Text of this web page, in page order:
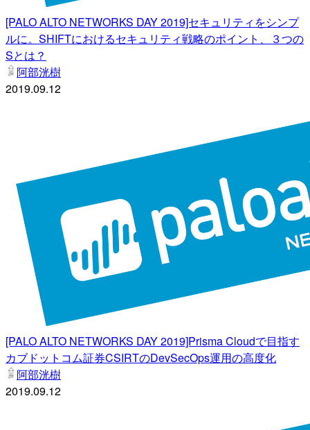
[PALO ALTO NETWORKS DAY 2019]セキュリティをシンプ
ルに。SHIFTにおけるセキュリティ戦略のポイント、３つの
Sとは？
阿部洸樹
2019.09.12
[PALO ALTO NETWORKS DAY 2019]Prisma Cloudで目指す
カブドットコム証券CSIRTのDevSecOps運用の高度化
阿部洸樹
2019.09.12